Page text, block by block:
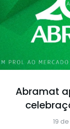
Abramat
19